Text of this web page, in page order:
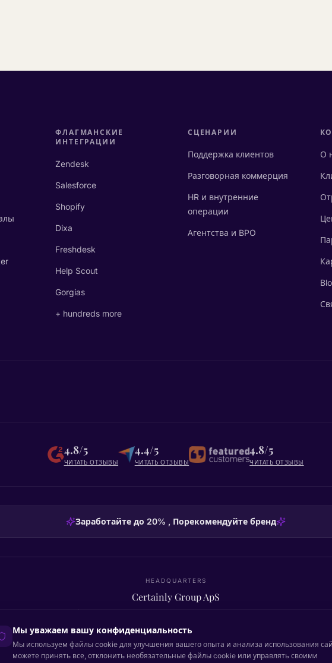
ФЛАГМАНСКИЕ
ИНТЕГРАЦИИ
Zendesk
Salesforce
Shopify
Dixa
Freshdesk
Help Scout
Gorgias
+ hundreds more
СЦЕНАРИИ
Поддержка клиентов
Разговорная коммерция
HR и внутренние
операции
Агентства и BPO
О
4.8/5
ЧИТАТЬ ОТЗЫВЫ
4.4/5
ЧИТАТЬ ОТЗЫВЫ
4.8/5
ЧИТАТЬ ОТЗЫВЫ
Заработайте до 20% , Порекомендуйте бренд
HEADQUARTERS
Certainly Group ApS
C/O GRROW, Pilestræde 52A · 1112 København K · Denmark
Вернуться наверх
Мы уважаем вашу конфиденциальность
Мы используем файлы cookie для улучшения вашего опыта и анализа использования
можете принять все, отклонить необязательные файлы cookie или управлять своими